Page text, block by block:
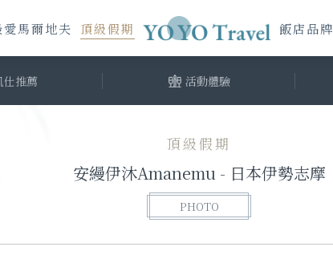
愛馬爾地夫 頂級假期 飯店品牌
仕推薦 活動體驗
頂級假期
安縵伊沐Amanemu - 日本伊勢志摩
PHOTO